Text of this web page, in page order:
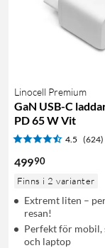
Linocell Premium
GaN USB-C
PD 65 W Vit
4.5 (624)
49990
Finns i 2 varianter
Extremt liten –
resan!
Perfekt för
och laptop